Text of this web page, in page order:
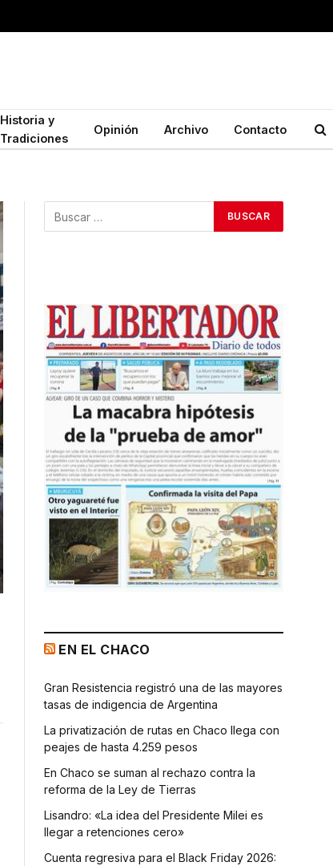
Historia y
Tradiciones
Opinión Archivo Contacto
EN EL CHACO
Gran Resistencia registró una de las mayores
tasas de indigencia de Argentina
La privatización de rutas en Chaco llega con
peajes de hasta 4.259 pesos
En Chaco se suman al rechazo contra la
reforma de la Ley de Tierras
Lisandro: «La idea del Presidente Milei es
llegar a retenciones cero»
Cuenta regresiva para el Black Friday 2026: